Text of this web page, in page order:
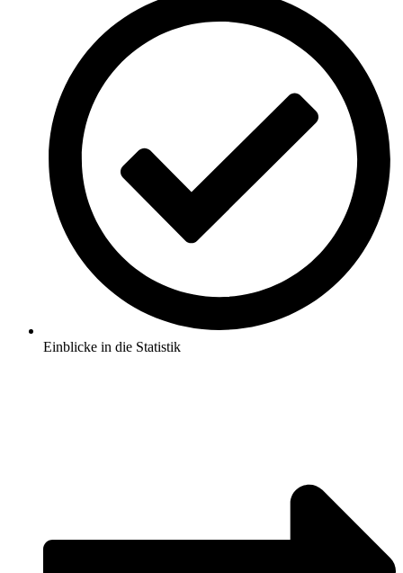
Einblicke in die Statistik